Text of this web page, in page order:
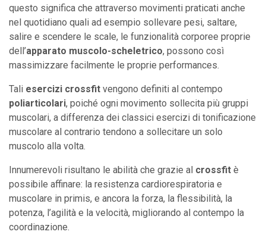
questo significa che attraverso movimenti praticati anche
nel quotidiano quali ad esempio sollevare pesi, saltare,
salire e scendere le scale, le funzionalità corporee proprie
dell’apparato muscolo-scheletrico, possono così
massimizzare facilmente le proprie performances.
Tali esercizi crossfit vengono definiti al contempo
poliarticolari, poiché ogni movimento sollecita più gruppi
muscolari, a differenza dei classici esercizi di tonificazione
muscolare al contrario tendono a sollecitare un solo
muscolo alla volta.
Innumerevoli risultano le abilità che grazie al crossfit è
possibile affinare: la resistenza cardiorespiratoria e
muscolare in primis, e ancora la forza, la flessibilità, la
potenza, l’agilità e la velocità, migliorando al contempo la
coordinazione.